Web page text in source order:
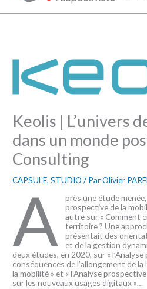
Keolis | L’univers
dans un monde
Consulting
CAPSULE,STUDIO / ParOlivier
A
près une étude
prospective de la
autre sur « Comment
territoire ? Une
présentait des
et de la gestion
deux études, en 2020, sur «
conséquences de l’allongement de
la mobilité » et « l’Analyse
sur les nouveaux usages digitaux »…